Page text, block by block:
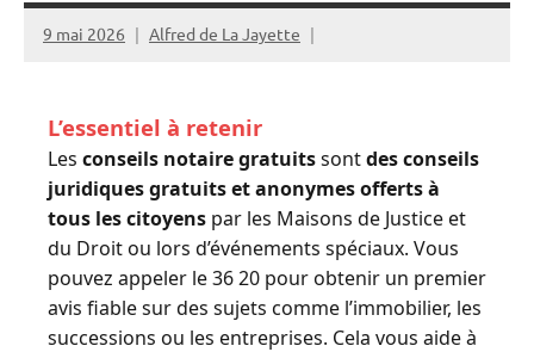
9 mai 2026 Alfred de La Jayette
L’essentiel à retenir
Les conseils notaire gratuitssontdes conseils
juridiques gratuits et anonymes offerts à
tous les citoyens par les Maisons de Justice et
du Droit ou lors d’événements spéciaux. Vous
pouvez appeler le 36 20 pour obtenir un premier
avis fiable sur des sujets comme l’immobilier, les
successions ou les entreprises. Cela vous aide à